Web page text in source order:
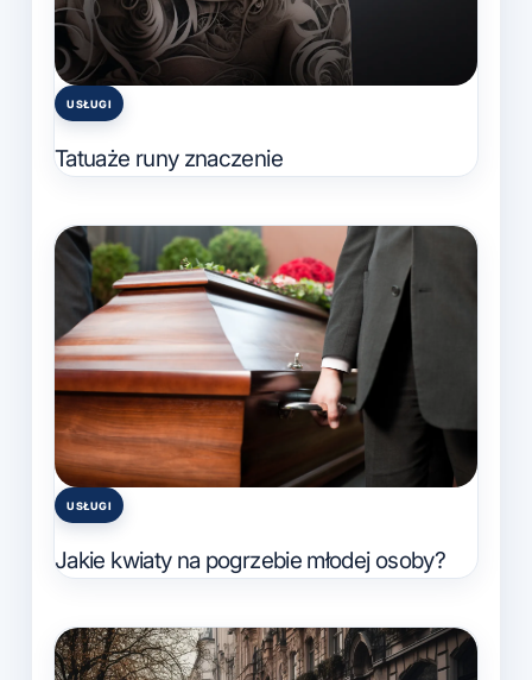
Posted
USŁUGI
Tatuaże runy znaczenie
Posted
USŁUGI
Jakie kwiaty na pogrzebie młodej osoby?